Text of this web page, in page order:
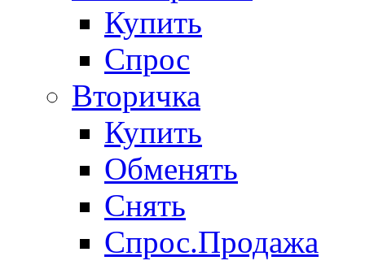
Купить
Спрос
Вторичка
Купить
Обменять
Снять
Спрос.Продажа